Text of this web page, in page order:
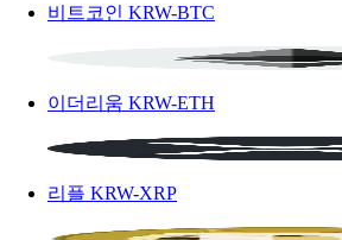
비트코인 KRW-BTC
이더리움 KRW-ETH
리플 KRW-XRP